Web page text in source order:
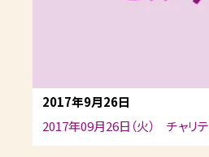
2017年9月26日
2017年09月26日（火） チャリ